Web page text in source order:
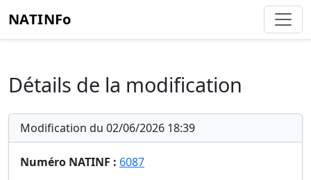
NATINFo
Détails de la modification
Modification du 02/06/2026 18:39
Numéro NATINF : 6087